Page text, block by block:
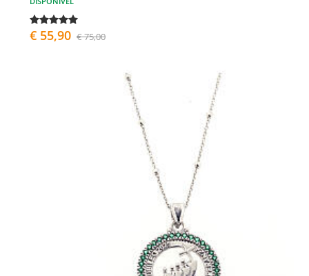
€ 55,90 € 75,00